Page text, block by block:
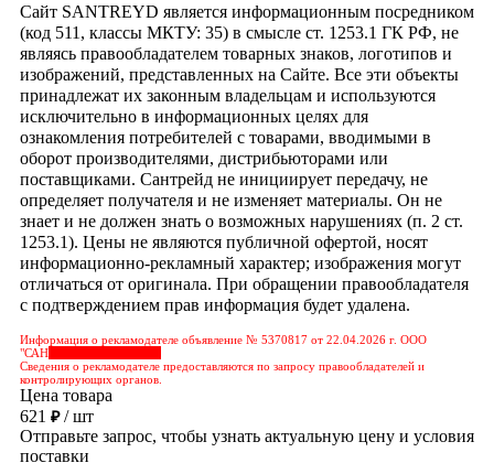
Сайт SANTREYD является информационным посредником
(код 511, классы МКТУ: 35) в смысле ст. 1253.1 ГК РФ, не
являясь правообладателем товарных знаков, логотипов и
изображений, представленных на Сайте. Все эти объекты
принадлежат их законным владельцам и используются
исключительно в информационных целях для
ознакомления потребителей с товарами, вводимыми в
оборот производителями, дистрибьюторами или
поставщиками. Сантрейд не инициирует передачу, не
определяет получателя и не изменяет материалы. Он не
знает и не должен знать о возможных нарушениях (п. 2 ст.
1253.1). Цены не являются публичной офертой, носят
информационно-рекламный характер; изображения могут
отличаться от оригинала. При обращении правообладателя
с подтверждением прав информация будет удалена.
Информация о рекламодателе объявление № 5370817 от 22.04.2026 г. ООО
"САН
Сведения о рекламодателе предоставляются по запросу правообладателей и
контролирующих органов.
Цена товара
621 ₽/ шт
Отправьте запрос, чтобы узнать актуальную цену и условия
поставки